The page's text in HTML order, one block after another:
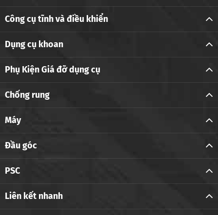
Công cụ tĩnh và điều khiển
Dụng cụ khoan
Phụ Kiện Giá đỡ dụng cụ
Chống rung
Máy
Đầu góc
PSC
Liên kết nhanh